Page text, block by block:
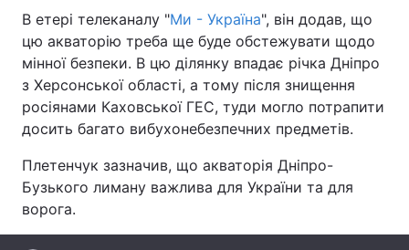
Спорт Наука
Техно і зв'язок Лайт
Зброя Інциденти
Цікавинки Погода
Екологія
В етері телеканалу "Ми - Україна", він додав, що
цю акваторію треба ще буде обстежувати щодо
мінної безпеки. В цю ділянку впадає річка Дніпро
з Херсонської області, а тому після знищення
росіянами Каховської ГЕС, туди могло потрапити
досить багато вибухонебезпечних предметів.
Плетенчук зазначив, що акваторія Дніпро-
Бузького лиману важлива для України та для
ворога.